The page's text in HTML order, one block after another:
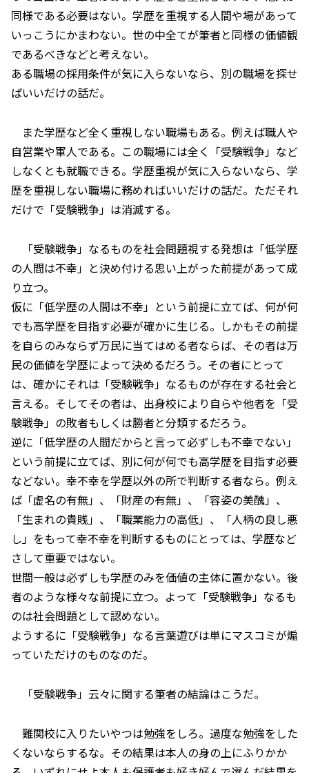
同様である必要はない。学歴を重視する人間や場があって
いっこうにかまわない。世の中全てが筆者と同様の価値観
であるべきなどと考えない。
ある職場の採用条件が気に入らないなら、別の職場を探せ
ばいいだけの話だ。
また学歴など全く重視しない職場もある。例えば職人や
自営業や軍人である。この職場には全く「受験戦争」など
しなくとも就職できる。学歴重視が気に入らないなら、学
歴を重視しない職場に務めればいいだけの話だ。ただそれ
だけで「受験戦争」は消滅する。
「受験戦争」なるものを社会問題視する発想は「低学歴
の人間は不幸」と決め付ける思い上がった前提があって成
り立つ。
仮に「低学歴の人間は不幸」という前提に立てば、何が何
でも高学歴を目指す必要が確かに生じる。しかもその前提
を自らのみならず万民に当てはめる者ならば、その者は万
民の価値を学歴によって決めるだろう。その者にとって
は、確かにそれは「受験戦争」なるものが存在する社会と
言える。そしてその者は、出身校により自らや他者を「受
験戦争」の敗者もしくは勝者と分類するだろう。
逆に「低学歴の人間だからと言って必ずしも不幸でない」
という前提に立てば、別に何が何でも高学歴を目指す必要
などない。幸不幸を学歴以外の所で判断する者なら。例え
ば「虚名の有無」、「財産の有無」、「容姿の美醜」、
「生まれの貴賎」、「職業能力の高低」、「人柄の良し悪
し」をもって幸不幸を判断するものにとっては、学歴など
さして重要ではない。
世間一般は必ずしも学歴のみを価値の主体に置かない。後
者のような様々な前提に立つ。よって「受験戦争」なるも
のは社会問題として認めない。
ようするに「受験戦争」なる言葉遊びは単にマスコミが煽
っていただけのものなのだ。
「受験戦争」云々に関する筆者の結論はこうだ。
難関校に入りたいやつは勉強をしろ。過度な勉強をした
くないならするな。その結果は本人の身の上にふりかか